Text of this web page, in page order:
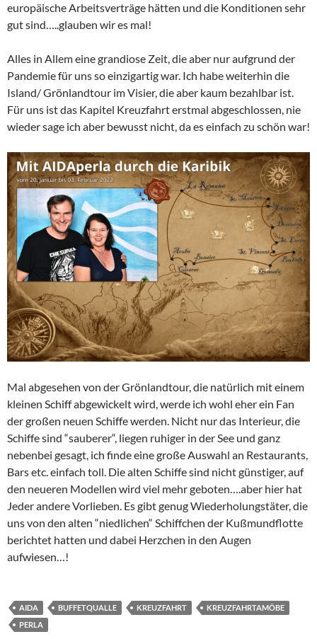
europäische Arbeitsverträge hätten und die Konditionen sehr
gut sind…..glauben wir es mal!
Alles in Allem eine grandiose Zeit, die aber nur aufgrund der
Pandemie für uns so einzigartig war. Ich habe weiterhin die
Island/ Grönlandtour im Visier, die aber kaum bezahlbar ist.
Für uns ist das Kapitel Kreuzfahrt erstmal abgeschlossen, nie
wieder sage ich aber bewusst nicht, da es einfach zu schön war!
Mal abgesehen von der Grönlandtour, die natürlich mit einem
kleinen Schiff abgewickelt wird, werde ich wohl eher ein Fan
der großen neuen Schiffe werden. Nicht nur das Interieur, die
Schiffe sind “sauberer“, liegen ruhiger in der See und ganz
nebenbei gesagt, ich finde eine große Auswahl an Restaurants,
Bars etc. einfach toll. Die alten Schiffe sind nicht günstiger, auf
den neueren Modellen wird viel mehr geboten….aber hier hat
Jeder andere Vorlieben. Es gibt genug Wiederholungstäter, die
uns von den alten “niedlichen“ Schiffchen der Kußmundflotte
berichtet hatten und dabei Herzchen in den Augen
aufwiesen…!
AIDA BUFFETQUALLE KREUZFAHRT
KREUZFAHRTAMÖBE
PERLA